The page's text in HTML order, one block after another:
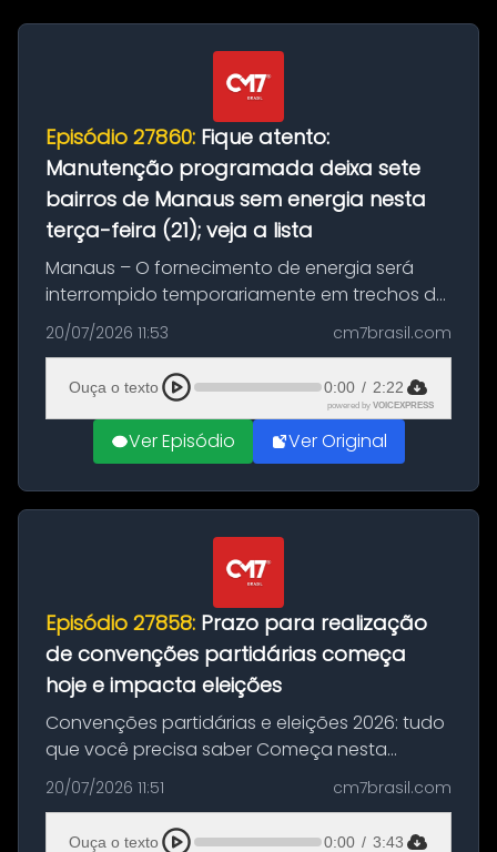
Episódio 27860: Fique atento:
Manutenção programada deixa sete
bairros de Manaus sem energia nesta
terça-feira (21); veja a lista
Manaus – O fornecimento de energia será
interrompido temporariamente em trechos de
sete bairros de Manaus nesta terça-feira (21).
A suspensão programada ocorrerá para a
execução de serviços de manuten...
20/07/2026 11:53 cm7brasil.com
Ouça o texto 0:00 / 2:22
powered by VOICEXPRESS
Ver Episódio Ver Original
Episódio 27858: Prazo para realização
de convenções partidárias começa
hoje e impacta eleições
Convenções partidárias e eleições 2026: tudo
que você precisa saber Começa nesta
segunda-feira e vai até 5 de agosto o prazo
para que partidos políticos e federações
partidárias realizem suas convençõ...
20/07/2026 11:51 cm7brasil.com
Ouça o texto 0:00 / 3:43